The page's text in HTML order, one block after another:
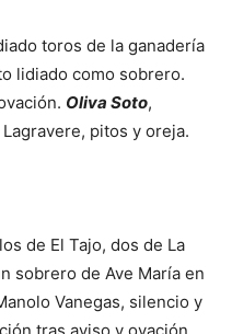
toros de la ganadería
lidiado como sobrero.
Oliva Soto,
pitos y oreja.
de El Tajo, dos de La
sobrero de Ave María en
Vanegas, silencio y